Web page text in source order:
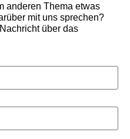
anderen Thema etwas
mit uns sprechen?
über das